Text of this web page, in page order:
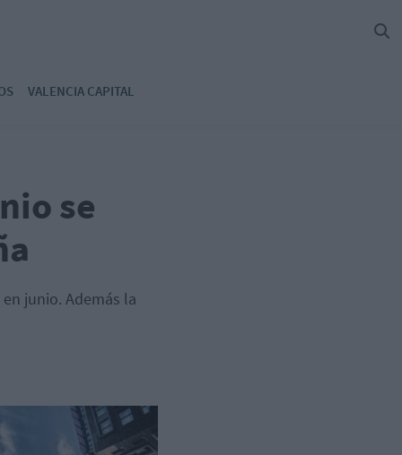
VALENCIA CAPITAL
se
junio. Además la